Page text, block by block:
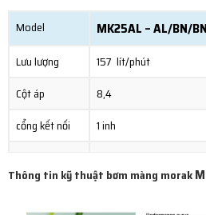
Model MK25AL – AL/BN/
Lưu lượng
157 lít/phút
Cột áp
8,4
cổng kết nối
1 inh
Thông tin kỹ thuật bơm màng morak